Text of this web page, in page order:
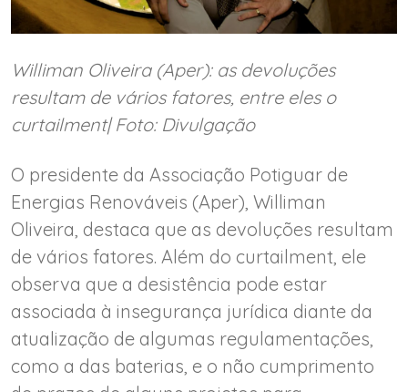
Williman Oliveira (Aper): as devoluções
resultam de vários fatores, entre eles o
curtailment| Foto: Divulgação
O presidente da Associação Potiguar de
Energias Renováveis (Aper), Williman
Oliveira, destaca que as devoluções resultam
de vários fatores. Além do curtailment, ele
observa que a desistência pode estar
associada à insegurança jurídica diante da
atualização de algumas regulamentações,
como a das baterias, e o não cumprimento